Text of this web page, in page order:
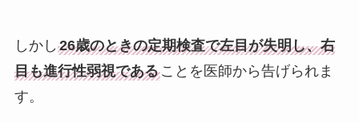
しかし 26歳のときの定期検査で左目が失明し、右
目も進行性弱視であることを医師から告げられま
す。